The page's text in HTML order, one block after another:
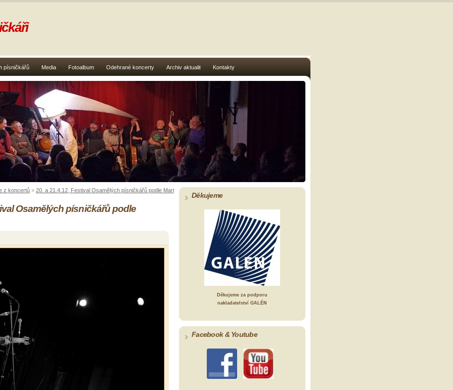
písničkářů Media Fotoalbum Odehrané koncerty Archiv aktualit Kontakty
z koncertů » 20. a 21.4.12, Festival Osamělých písničkářů podle Martina Myslivce
Osamělých písničkářů podle
Děkujeme
Děkujeme za podporu
nakladatelství GALÉN
Facebook & Youtube